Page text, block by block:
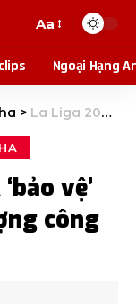
Aa
Ngoại Hạng
> La Liga 2025-26: Flick ‘bảo vệ’ muốn quản lý khối lượng công việc của Yamal
vệ’
công